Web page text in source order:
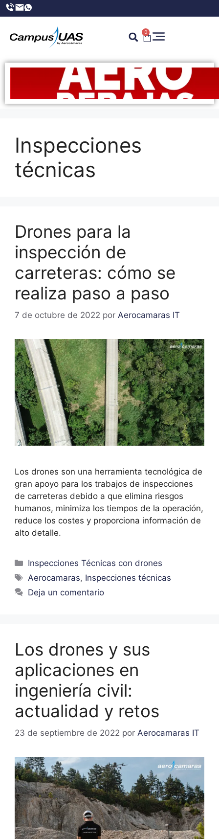
0
Inspecciones
técnicas
Drones para la
inspección de
carreteras: cómo se
realiza paso a paso
7 de octubre de 2022 por Aerocamaras IT
Los drones son una herramienta tecnológica de
gran apoyo para los trabajos de inspecciones
de carreteras debido a que elimina riesgos
humanos, minimiza los tiempos de la operación,
reduce los costes y proporciona información de
alto detalle.
Inspecciones Técnicas con drones
Aerocamaras, Inspecciones técnicas
Deja un comentario
Los drones y sus
aplicaciones en
ingeniería civil:
actualidad y retos
23 de septiembre de 2022 por Aerocamaras IT